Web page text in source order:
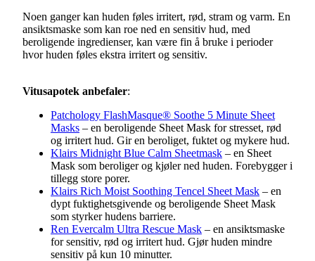
Noen ganger kan huden føles irritert, rød, stram og varm. En
ansiktsmaske som kan roe ned en sensitiv hud, med
beroligende ingredienser, kan være fin å bruke i perioder
hvor huden føles ekstra irritert og sensitiv.
Vitusapotek anbefaler:
Patchology FlashMasque® Soothe 5 Minute Sheet
Masks – en beroligende Sheet Mask for stresset, rød
og irritert hud. Gir en beroliget, fuktet og mykere hud.
Klairs Midnight Blue Calm Sheetmask – en Sheet
Mask som beroliger og kjøler ned huden. Forebygger i
tillegg store porer.
Klairs Rich Moist Soothing Tencel Sheet Mask – en
dypt fuktighetsgivende og beroligende Sheet Mask
som styrker hudens barriere.
Ren Evercalm Ultra Rescue Mask – en ansiktsmaske
for sensitiv, rød og irritert hud. Gjør huden mindre
sensitiv på kun 10 minutter.